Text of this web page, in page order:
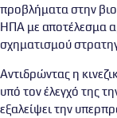
προβλήματα στην
ΗΠΑ με αποτέλεσμα
σχηματισμού
Αντιδρώντας η
υπό τον έλεγχό της
εξαλείψει την